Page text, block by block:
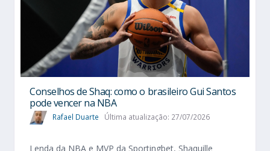
Conselhos de Shaq: como o brasileiro Gui Santos
pode vencer na NBA
Rafael Duarte Última atualização: 27/07/2026
Lenda da NBA e MVP da Sportingbet, Shaquille